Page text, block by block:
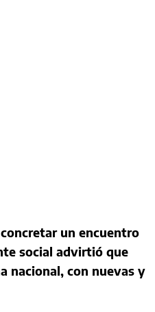
un encuentro
social advirtió que
nacional, con nuevas y